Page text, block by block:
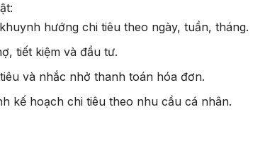
hướng chi tiêu theo ngày, tuần, tháng.
tiết kiệm và đầu tư.
và nhắc nhở thanh toán hóa đơn.
kế hoạch chi tiêu theo nhu cầu cá nhân.